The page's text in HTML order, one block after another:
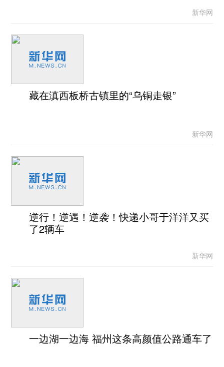
新华网
藏在滇西板桥古镇里的“乌铜走银”
新华网
逆行！逆遇！逆袭！快递小哥于洋洋又买
了2辆车
新华网
一边湖一边海 福州这条高颜值公路通车了